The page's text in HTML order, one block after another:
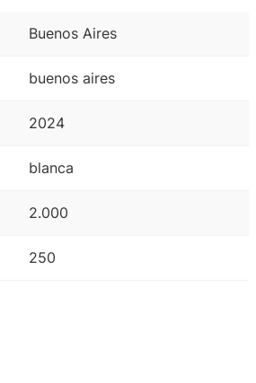
Buenos Aires
buenos aires
2024
blanca
2.000
250